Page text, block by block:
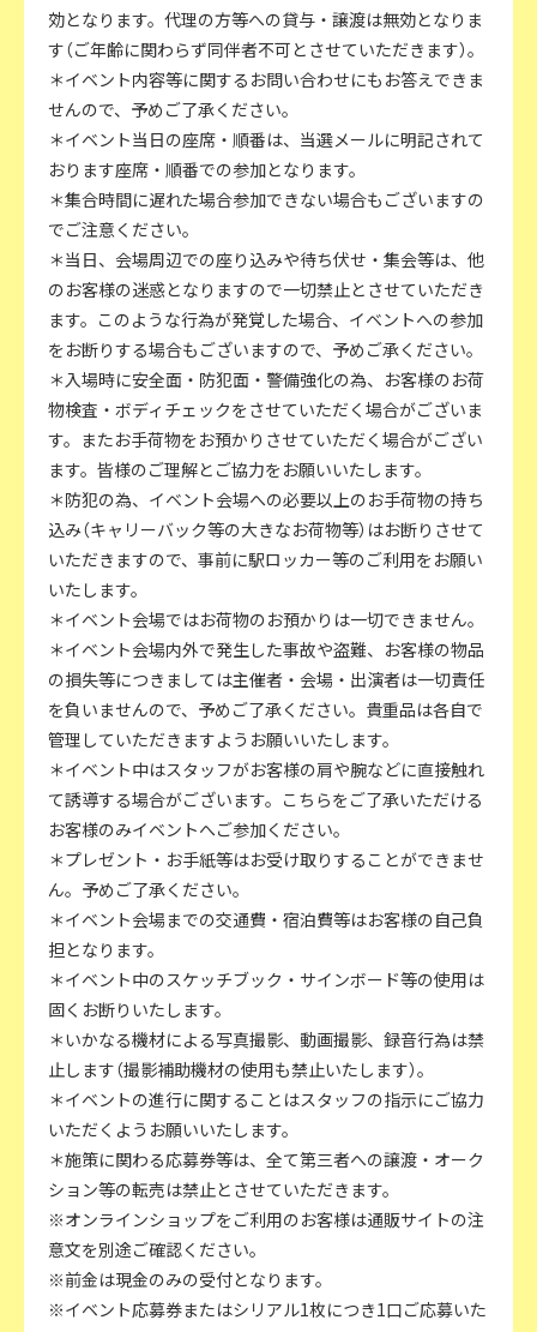
効となります。代理の方等への貸与・譲渡は無効となりま
す（ご年齢に関わらず同伴者不可とさせていただきます）。
＊イベント内容等に関するお問い合わせにもお答えできま
せんので、予めご了承ください。
＊イベント当日の座席・順番は、当選メールに明記されて
おります座席・順番での参加となります。
＊集合時間に遅れた場合参加できない場合もございますの
でご注意ください。
＊当日、会場周辺での座り込みや待ち伏せ・集会等は、他
のお客様の迷惑となりますので一切禁止とさせていただき
ます。このような行為が発覚した場合、イベントへの参加
をお断りする場合もございますので、予めご承ください。
＊入場時に安全面・防犯面・警備強化の為、お客様のお荷
物検査・ボディチェックをさせていただく場合がございま
す。またお手荷物をお預かりさせていただく場合がござい
ます。皆様のご理解とご協力をお願いいたします。
＊防犯の為、イベント会場への必要以上のお手荷物の持ち
込み（キャリーバック等の大きなお荷物等）はお断りさせて
いただきますので、事前に駅ロッカー等のご利用をお願い
いたします。
＊イベント会場ではお荷物のお預かりは一切できません。
＊イベント会場内外で発生した事故や盗難、お客様の物品
の損失等につきましては主催者・会場・出演者は一切責任
を負いませんので、予めご了承ください。貴重品は各自で
管理していただきますようお願いいたします。
＊イベント中はスタッフがお客様の肩や腕などに直接触れ
て誘導する場合がございます。こちらをご了承いただける
お客様のみイベントへご参加ください。
＊プレゼント・お手紙等はお受け取りすることができませ
ん。予めご了承ください。
＊イベント会場までの交通費・宿泊費等はお客様の自己負
担となります。
＊イベント中のスケッチブック・サインボード等の使用は
固くお断りいたします。
＊いかなる機材による写真撮影、動画撮影、録音行為は禁
止します（撮影補助機材の使用も禁止いたします）。
＊イベントの進行に関することはスタッフの指示にご協力
いただくようお願いいたします。
＊施策に関わる応募券等は、全て第三者への譲渡・オーク
ション等の転売は禁止とさせていただきます。
※オンラインショップをご利用のお客様は通販サイトの注
意文を別途ご確認ください。
※前金は現金のみの受付となります。
※イベント応募券またはシリアル1枚につき1口ご応募いた